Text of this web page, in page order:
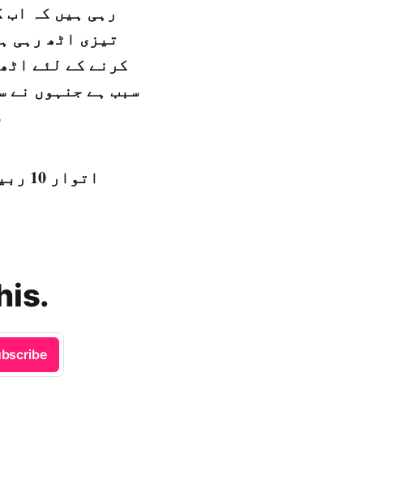
رہی ہیں کہ
تیزی اٹھ رہی
کرنے کے لئے
اتوار 10 ربیع الاول 1440 ہجری – 18 نومبر 2018ء – شمارہ نمبر [14500]